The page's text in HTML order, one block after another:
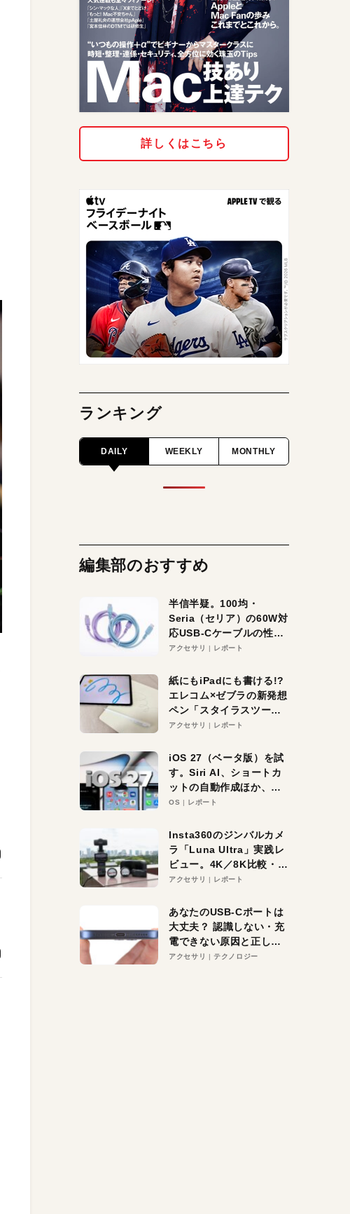
詳しくはこちら
ランキング
DAILY WEEKLY MONTHLY
編集部のおすすめ
半信半疑。100均・
Seria（セリア）の60W対
応USB-Cケーブルの性能
を検証。超コスパの1本を
アクセサリ レポート
紙にもiPadにも書ける!?
エレコム×ゼブラの新発想
ペン「スタイラスツーウ
ェイ」レビュー。持ち替
アクセサリ レポート
iOS 27（ベータ版）を試
す。Siri AI、ショートカ
ットの自動作成ほか、期
待大の便利機能5選。
る未来はすぐそこ！
OS レポート
Insta360のジンバルカメ
ラ「Luna Ultra」実践レ
ビュー。4K／8K比較・ズ
ーム・夜間撮影をチェッ
アクセサリ レポート
あなたのUSB-Cポートは
大丈夫？ 認識しない・充
電できない原因と正しい
対策
アクセサリ テクノロジー